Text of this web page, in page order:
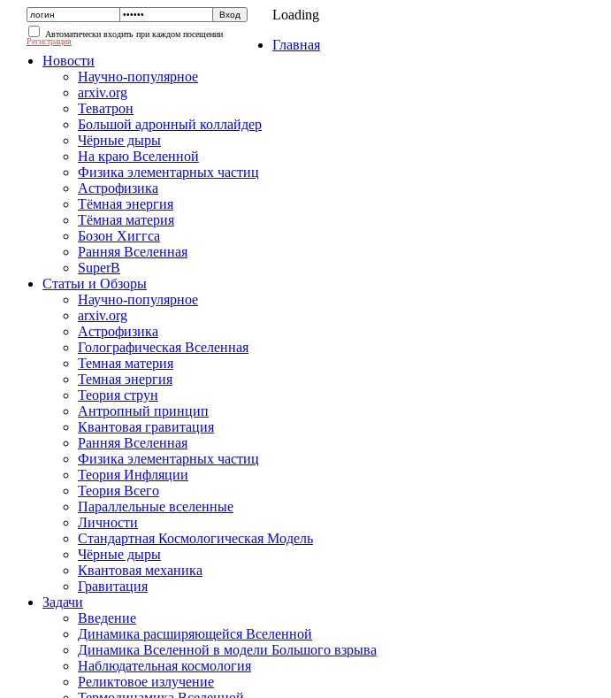
Автоматически входить при каждом посещении
Регистрация
Loading
Главная
Новости
Научно-популярное
arxiv.org
Теватрон
Большой адронный коллайдер
Чёрные дыры
На краю Вселенной
Физика элементарных частиц
Астрофизика
Тёмная энергия
Тёмная материя
Бозон Хиггса
Ранняя Вселенная
SuperB
Статьи и Обзоры
Научно-популярное
arxiv.org
Астрофизика
Голографическая Вселенная
Темная материя
Темная энергия
Теория струн
Антропный принцип
Квантовая гравитация
Ранняя Вселенная
Физика элементарных частиц
Теория Инфляции
Теория Всего
Параллельные вселенные
Личности
Стандартная Космологическая Модель
Чёрные дыры
Квантовая механика
Гравитация
Задачи
Введение
Динамика расширяющейся Вселенной
Динамика Вселенной в модели Большого взрыва
Наблюдательная космология
Реликтовое излучение